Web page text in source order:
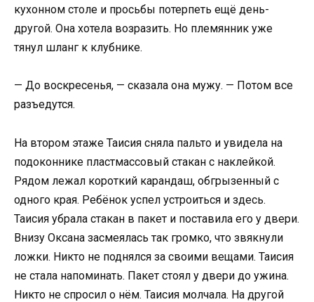
кухонном столе и просьбы потерпеть ещё день-
другой. Она хотела возразить. Но племянник уже
тянул шланг к клубнике.
— До воскресенья, — сказала она мужу. — Потом все
разъедутся.
На втором этаже Таисия сняла пальто и увидела на
подоконнике пластмассовый стакан с наклейкой.
Рядом лежал короткий карандаш, обгрызенный с
одного края. Ребёнок успел устроиться и здесь.
Таисия убрала стакан в пакет и поставила его у двери.
Внизу Оксана засмеялась так громко, что звякнули
ложки. Никто не поднялся за своими вещами. Таисия
не стала напоминать. Пакет стоял у двери до ужина.
Никто не спросил о нём. Таисия молчала. На другой